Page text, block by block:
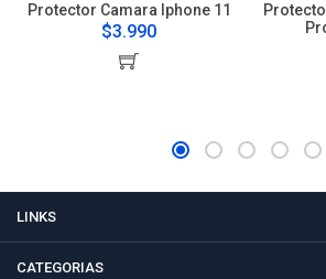
Protector Camara Iphone 11
$3.990
LINKS
CATEGORIAS